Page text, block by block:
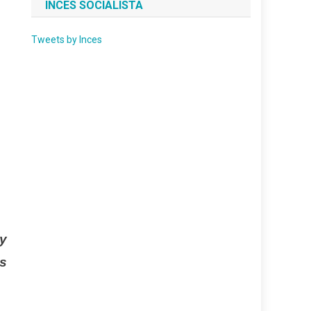
INCES SOCIALISTA
Tweets by Inces